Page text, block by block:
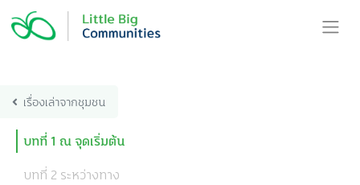
content
เรื่องเล่าจากชุมชน
บทที่ 1 ณ จุดเริ่มต้น
บทที่ 2 ระหว่างทาง